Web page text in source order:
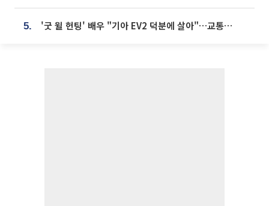
5. '굿 윌 헌팅' 배우 "기아 EV2 덕분에 살아"…교통사고 후 안전성 극찬